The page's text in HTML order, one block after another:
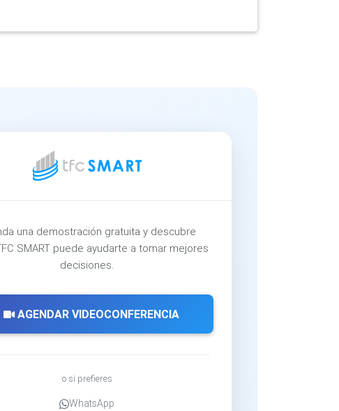
una demostración gratuita y descubre
SMART puede ayudarte a tomar mejores
decisiones.
AGENDAR VIDEOCONFERENCIA
o si prefieres
WhatsApp